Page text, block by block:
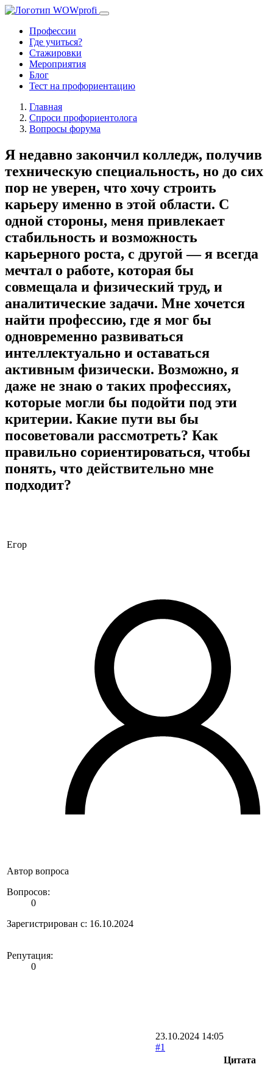
Профессии
Где учиться?
Стажировки
Мероприятия
Блог
Тест на профориентацию
Главная
Спроси профориентолога
Вопросы форума
Я недавно закончил колледж, получив
техническую специальность, но до сих
пор не уверен, что хочу строить
карьеру именно в этой области. С
одной стороны, меня привлекает
стабильность и возможность
карьерного роста, с другой — я всегда
мечтал о работе, которая бы
совмещала и физический труд, и
аналитические задачи. Мне хочется
найти профессию, где я мог бы
одновременно развиваться
интеллектуально и оставаться
активным физически. Возможно, я
даже не знаю о таких профессиях,
которые могли бы подойти под эти
критерии. Какие пути вы бы
посоветовали рассмотреть? Как
правильно сориентироваться, чтобы
понять, что действительно мне
подходит?
Егор
Автор вопроса
Вопросов:
0
Зарегистрирован с: 16.10.2024
Репутация:
0
23.10.2024 14:05
#1
Цитата